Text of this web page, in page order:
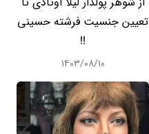
تعیین جنسیت فرشته حسینی
!!
۱۴۰۳/۰۸/۱۰